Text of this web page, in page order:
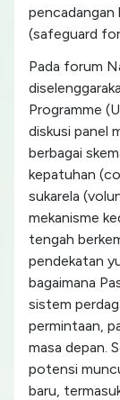
pencadangan
(safeguard for
Pada forum
Programme
diskusi panel
berbagai
kepatuhan
sukarela
mekanisme
tengah
pendekatan
bagaimana
sistem
permintaan,
masa depan.
potensi
baru,